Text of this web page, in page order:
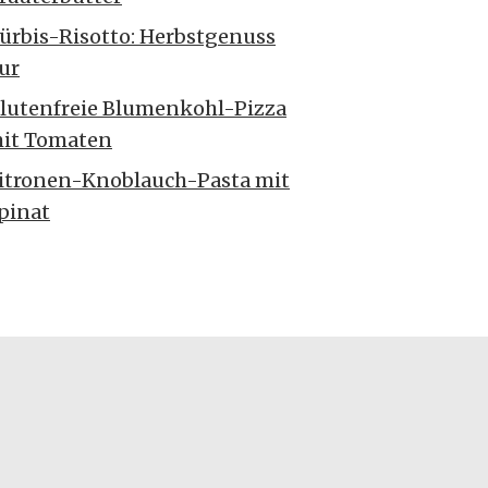
Risotto: Herbstgenuss
Blumenkohl-Pizza
Tomaten
Knoblauch-Pasta mit